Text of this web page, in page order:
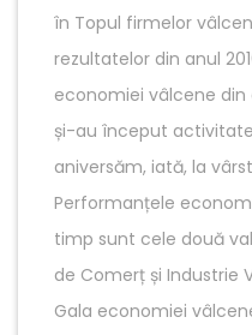
în Topul firmelor
rezultatelor din anul
economiei vâlcene
și-au început
aniversăm, iată, la
Performanțele
timp sunt cele două
de Comerț și Industrie
Gala economiei